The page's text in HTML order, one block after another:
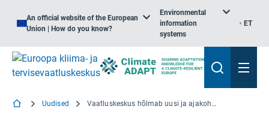
An official website of the European
Union | How do you know?
Environmental
information
systems
ET
Uudised Vaatluskeskus hõlmab uusi ja ajakohastatud ECDE näitajaid